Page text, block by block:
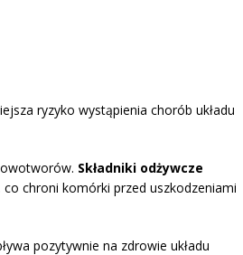
ryzyko wystąpienia chorób układu
Składniki odżywcze
co chroni komórki przed uszkodzeniami
pozytywnie na zdrowie układu